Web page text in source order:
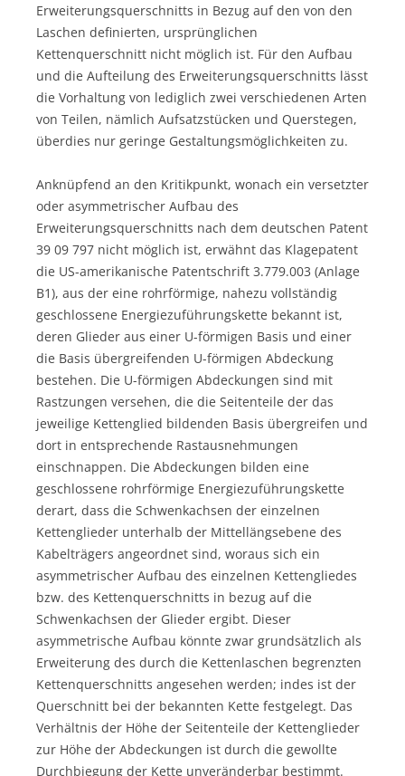
Erweiterungsquerschnitts in Bezug auf den von den
Laschen definierten, ursprünglichen
Kettenquerschnitt nicht möglich ist. Für den Aufbau
und die Aufteilung des Erweiterungsquerschnitts lässt
die Vorhaltung von lediglich zwei verschiedenen Arten
von Teilen, nämlich Aufsatzstücken und Querstegen,
überdies nur geringe Gestaltungsmöglichkeiten zu.
Anknüpfend an den Kritikpunkt, wonach ein versetzter
oder asymmetrischer Aufbau des
Erweiterungsquerschnitts nach dem deutschen Patent
39 09 797 nicht möglich ist, erwähnt das Klagepatent
die US-amerikanische Patentschrift 3.779.003 (Anlage
B1), aus der eine rohrförmige, nahezu vollständig
geschlossene Energiezuführungskette bekannt ist,
deren Glieder aus einer U-förmigen Basis und einer
die Basis übergreifenden U-förmigen Abdeckung
bestehen. Die U-förmigen Abdeckungen sind mit
Rastzungen versehen, die die Seitenteile der das
jeweilige Kettenglied bildenden Basis übergreifen und
dort in entsprechende Rastausnehmungen
einschnappen. Die Abdeckungen bilden eine
geschlossene rohrförmige Energiezuführungskette
derart, dass die Schwenkachsen der einzelnen
Kettenglieder unterhalb der Mittellängsebene des
Kabelträgers angeordnet sind, woraus sich ein
asymmetrischer Aufbau des einzelnen Kettengliedes
bzw. des Kettenquerschnitts in bezug auf die
Schwenkachsen der Glieder ergibt. Dieser
asymmetrische Aufbau könnte zwar grundsätzlich als
Erweiterung des durch die Kettenlaschen begrenzten
Kettenquerschnitts angesehen werden; indes ist der
Querschnitt bei der bekannten Kette festgelegt. Das
Verhältnis der Höhe der Seitenteile der Kettenglieder
zur Höhe der Abdeckungen ist durch die gewollte
Durchbiegung der Kette unveränderbar bestimmt.